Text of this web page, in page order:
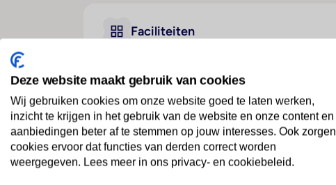
Faciliteiten
Geen faciliteiten beschikbaar
Deze website maakt gebruik van cookies
Wij gebruiken cookies om onze website goed te laten werken,
inzicht te krijgen in het gebruik van de website en onze content en
aanbiedingen beter af te stemmen op jouw interesses. Ook zorgen
cookies ervoor dat functies van derden correct worden
weergegeven. Lees meer in ons privacy- en cookiebeleid.